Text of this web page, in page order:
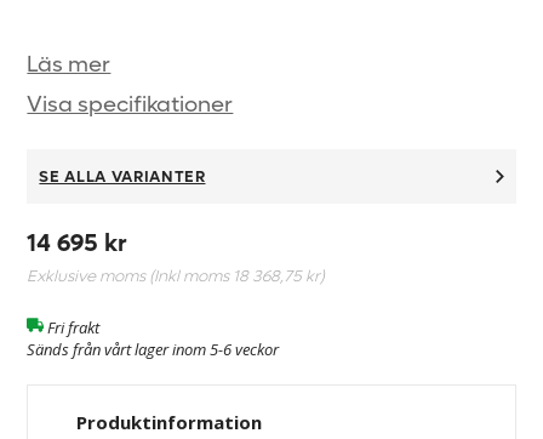
Läs mer
Visa specifikationer
SE ALLA VARIANTER
14 695 kr
Exklusive moms (Inkl moms 18 368,75 kr)
Fri frakt
Sänds från vårt lager inom 5-6 veckor
Produktinformation